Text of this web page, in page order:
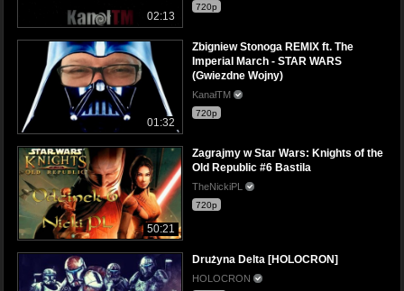
02:13
720p
01:32
Zbigniew Stonoga REMIX ft. The
Imperial March - STAR WARS
(Gwiezdne Wojny)
KanałTM
720p
50:21
Zagrajmy w Star Wars: Knights of the
Old Republic #6 Bastila
TheNickiPL
720p
Drużyna Delta [HOLOCRON]
HOLOCRON